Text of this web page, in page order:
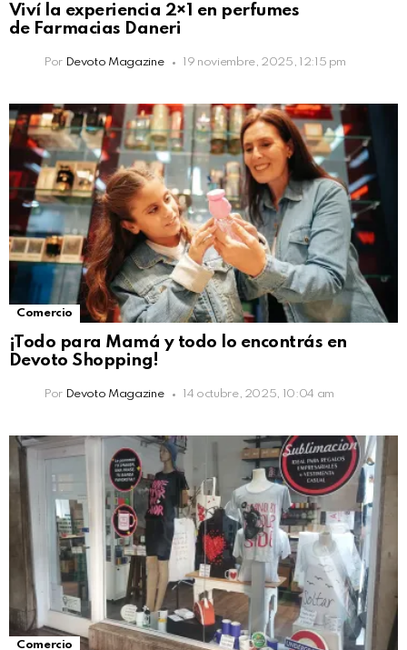
Viví la experiencia 2×1 en perfumes
de Farmacias Daneri
Por Devoto Magazine 19 noviembre, 2025, 12:15 pm
Comercio
¡Todo para Mamá y todo lo encontrás en
Devoto Shopping!
Por Devoto Magazine 14 octubre, 2025, 10:04 am
Comercio